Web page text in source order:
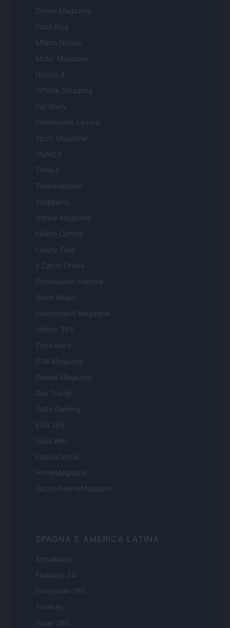
Donne Magazine
Food Blog
Milano Notizie
Motor Magazine
Notizie.it
Offerte Shopping
Pet Story
Professione Lavoro
Sport Magazine
Style24
Think.it
Tuobenessere
Viaggiamo
Nonne Magazine
Milano Cortina
Luxury Club
Il Calcio Online
Professione mamma
World Music
Investimenti Magazine
Money 365
Zona Nerd
B2B Magazine
People Magazine
Day Travel
Tutto Gaming
ESG 365
Food Wiki
FuturoDonna
HomeMagazine
SecondHomeMagazine
SPAGNA E AMERICA LATINA
Actualidad
Finanzas 24
Investindo 365
Think.es
Viajar 365